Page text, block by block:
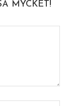
MYCKET!